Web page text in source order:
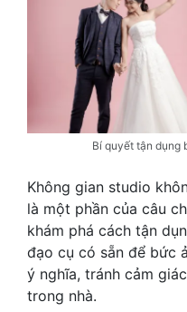
Bí quyết tận dụng
Không gian studio
là một phần của câu
khám phá cách tận
đạo cụ có sẵn để bức
ý nghĩa, tránh cảm
trong nhà.